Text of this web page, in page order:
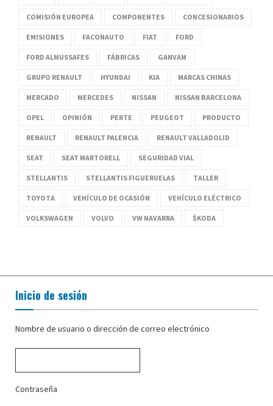
COMISIÓN EUROPEA COMPONENTES CONCESIONARIOS
EMISIONES FACONAUTO FIAT FORD
FORD ALMUSSAFES FÁBRICAS GANVAM
GRUPO RENAULT HYUNDAI KIA MARCAS CHINAS
MERCADO MERCEDES NISSAN NISSAN BARCELONA
OPEL OPINIÓN PERTE PEUGEOT PRODUCTO
RENAULT RENAULT PALENCIA RENAULT VALLADOLID
SEAT SEAT MARTORELL SEGURIDAD VIAL
STELLANTIS STELLANTIS FIGUERUELAS TALLER
TOYOTA VEHÍCULO DE OCASIÓN VEHÍCULO ELÉCTRICO
VOLKSWAGEN VOLVO VW NAVARRA ŠKODA
Inicio de sesión
Nombre de usuario o dirección de correo electrónico
Contraseña